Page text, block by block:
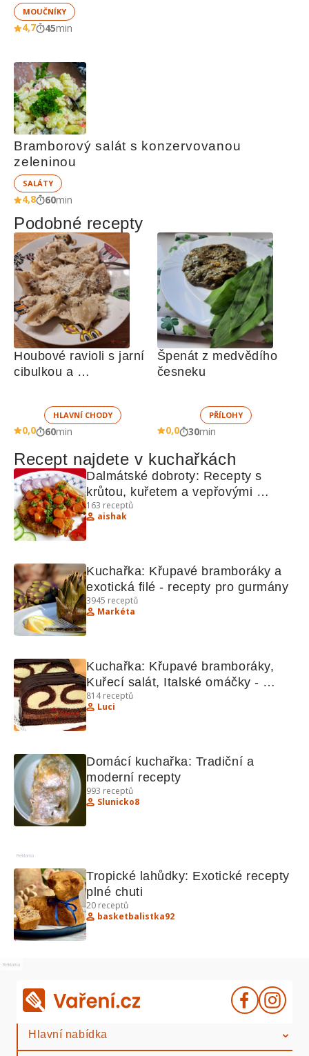
MOUČNÍKY
4,7 45min
Bramborový salát s konzervovanou
zeleninou
SALÁTY
4,8 60min
Podobné recepty
Houbové ravioli s jarní
cibulkou a
HLAVNÍ CHODY
0,0 60min
Špenát z medvědího
česneku
PŘÍLOHY
0,0 30min
Recept najdete v kuchařkách
Dalmátské dobroty: Recepty s
krůtou, kuřetem a vepřovými
kotletami
163 receptů
aishak
Kuchařka: Křupavé bramboráky a
exotická filé - recepty pro gurmány
3945 receptů
Markéta
Kuchařka: Křupavé bramboráky,
Kuřecí salát, Italské omáčky -
Recepty plné chuti
814receptů
Luci
Domácí kuchařka: Tradiční a
moderní recepty
993 receptů
Slunicko8
Reklama
Tropické lahůdky: Exotické recepty
plné chuti
20 receptů
basketbalistka92
Reklama
Hlavní nabídka